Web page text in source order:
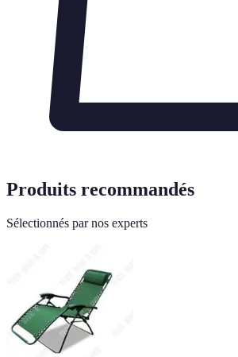
Produits recommandés
Sélectionnés par nos experts